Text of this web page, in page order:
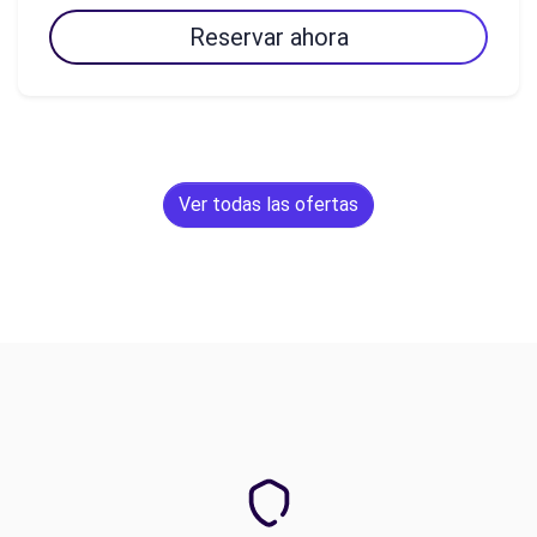
Reservar ahora
Ver todas las ofertas